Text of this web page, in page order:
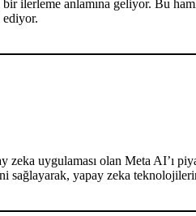
ilerleme anlamına geliyor. Bu
uygulaması olan Meta AI’ı
sağlayarak, yapay zeka